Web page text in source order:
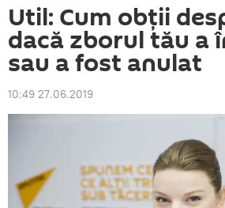
Util: Cum obții
dacă zborul tău a
sau a fost anulat
10:49 27.06.2019